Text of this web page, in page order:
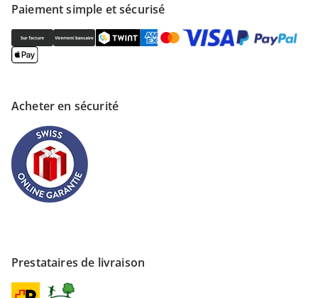
Paiement simple et sécurisé
Acheter en sécurité
Prestataires de livraison